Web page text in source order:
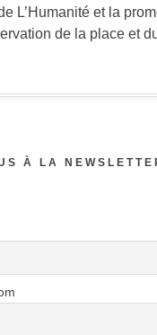
L’Humanité et la
de la place et
À LA